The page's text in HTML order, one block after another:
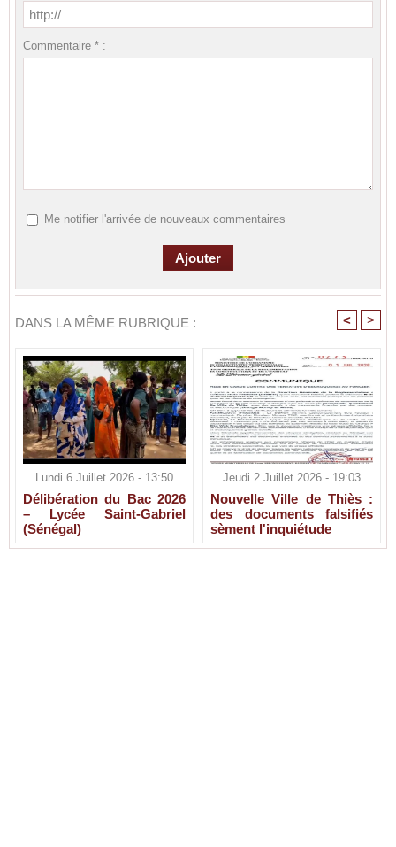
Commentaire * :
Me notifier l'arrivée de nouveaux commentaires
DANS LA MÊME RUBRIQUE : < >
Lundi 6 Juillet 2026 - 13:50
Délibération du Bac 2026
– Lycée Saint-Gabriel
(Sénégal)
Jeudi 2 Juillet 2026 - 19:03
Nouvelle Ville de Thiès :
des documents falsifiés
sèment l'inquiétude